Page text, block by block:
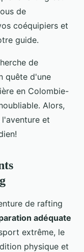
de
coéquipiers et
guide.
de
quête d'une
en Colombie-
Alors,
et
de rafting
adéquate
extrême, le
physique et